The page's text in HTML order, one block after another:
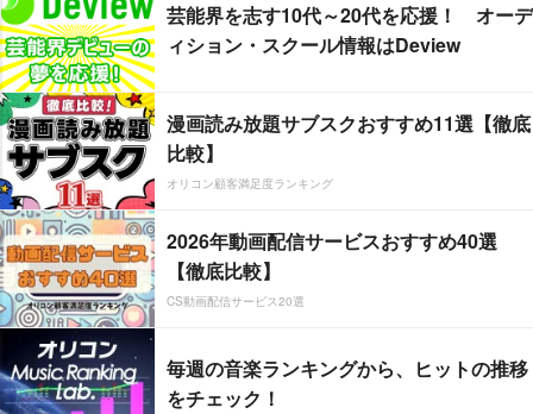
芸能界を志す10代～20代を応援！ オーデ
ィション・スクール情報はDeview
漫画読み放題サブスクおすすめ11選【徹底
比較】
オリコン顧客満足度ランキング
2026年動画配信サービスおすすめ40選
【徹底比較】
CS動画配信サービス20選
毎週の音楽ランキングから、ヒットの推移
をチェック！